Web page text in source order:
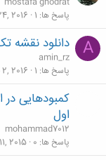
پاسخ ها 1
2016
A دانلود
amin_rz
پاسخ ها 1
2016
کمبودهایی در
اول
mohammad7012
پاسخ ها 0
2015